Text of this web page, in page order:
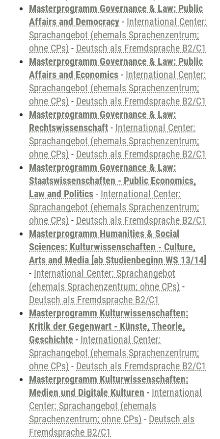
Masterprogramm Governance & Law: Public
Affairs and Democracy - International Center:
Sprachangebot (ehemals Sprachenzentrum;
ohne CPs) - Deutsch als Fremdsprache B2/C1
Masterprogramm Governance & Law: Public
Affairs and Economics - International Center:
Sprachangebot (ehemals Sprachenzentrum;
ohne CPs) - Deutsch als Fremdsprache B2/C1
Masterprogramm Governance & Law:
Rechtswissenschaft - International Center:
Sprachangebot (ehemals Sprachenzentrum;
ohne CPs) - Deutsch als Fremdsprache B2/C1
Masterprogramm Governance & Law:
Staatswissenschaften - Public Economics,
Law and Politics - International Center:
Sprachangebot (ehemals Sprachenzentrum;
ohne CPs) - Deutsch als Fremdsprache B2/C1
Masterprogramm Humanities & Social
Sciences: Kulturwissenschaften - Culture,
Arts and Media [ab Studienbeginn WS 13/14]
- International Center: Sprachangebot
(ehemals Sprachenzentrum; ohne CPs) -
Deutsch als Fremdsprache B2/C1
Masterprogramm Kulturwissenschaften:
Kritik der Gegenwart - Künste, Theorie,
Geschichte - International Center:
Sprachangebot (ehemals Sprachenzentrum;
ohne CPs) - Deutsch als Fremdsprache B2/C1
Masterprogramm Kulturwissenschaften:
Medien und Digitale Kulturen - International
Center: Sprachangebot (ehemals
Sprachenzentrum; ohne CPs) - Deutsch als
Fremdsprache B2/C1